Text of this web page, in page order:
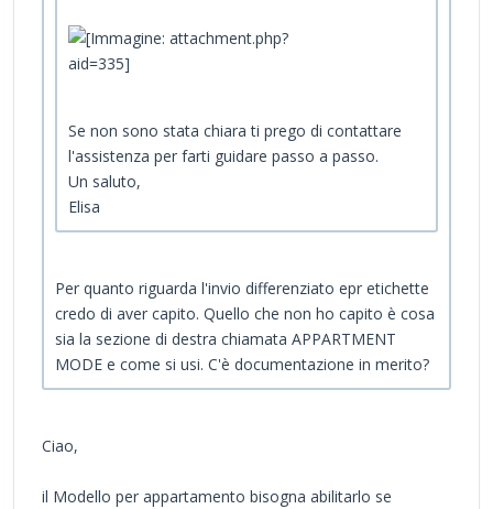
Se non sono stata chiara ti prego di contattare
l'assistenza per farti guidare passo a passo.
Un saluto,
Elisa
Per quanto riguarda l'invio differenziato epr etichette
credo di aver capito. Quello che non ho capito è cosa
sia la sezione di destra chiamata APPARTMENT
MODE e come si usi. C'è documentazione in merito?
Ciao,
il Modello per appartamento bisogna abilitarlo se